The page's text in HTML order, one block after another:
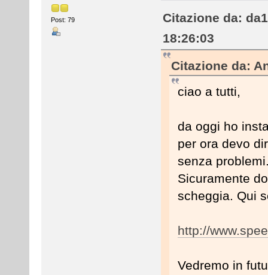
Post: 79
Citazione da:
18:26:03
Citazione da:
ciao a tutti,
da oggi ho
per ora devo
senza
Sicuramente
scheggia. Qui
http://
Vedremo in